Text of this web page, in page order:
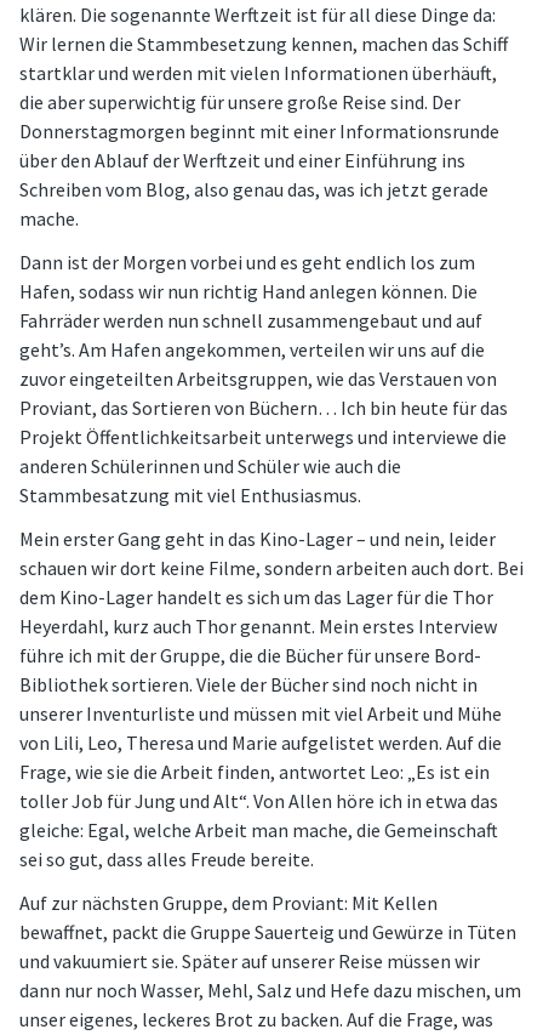
klären. Die sogenannte Werftzeit ist für all diese Dinge da:
Wir lernen die Stammbesetzung kennen, machen das Schiff
startklar und werden mit vielen Informationen überhäuft,
die aber superwichtig für unsere große Reise sind. Der
Donnerstagmorgen beginnt mit einer Informationsrunde
über den Ablauf der Werftzeit und einer Einführung ins
Schreiben vom Blog, also genau das, was ich jetzt gerade
mache.
Dann ist der Morgen vorbei und es geht endlich los zum
Hafen, sodass wir nun richtig Hand anlegen können. Die
Fahrräder werden nun schnell zusammengebaut und auf
geht’s. Am Hafen angekommen, verteilen wir uns auf die
zuvor eingeteilten Arbeitsgruppen, wie das Verstauen von
Proviant, das Sortieren von Büchern… Ich bin heute für das
Projekt Öffentlichkeitsarbeit unterwegs und interviewe die
anderen Schülerinnen und Schüler wie auch die
Stammbesatzung mit viel Enthusiasmus.
Mein erster Gang geht in das Kino-Lager – und nein, leider
schauen wir dort keine Filme, sondern arbeiten auch dort. Bei
dem Kino-Lager handelt es sich um das Lager für die Thor
Heyerdahl, kurz auch Thor genannt. Mein erstes Interview
führe ich mit der Gruppe, die die Bücher für unsere Bord-
Bibliothek sortieren. Viele der Bücher sind noch nicht in
unserer Inventurliste und müssen mit viel Arbeit und Mühe
von Lili, Leo, Theresa und Marie aufgelistet werden. Auf die
Frage, wie sie die Arbeit finden, antwortet Leo: „Es ist ein
toller Job für Jung und Alt“. Von Allen höre ich in etwa das
gleiche: Egal, welche Arbeit man mache, die Gemeinschaft
sei so gut, dass alles Freude bereite.
Auf zur nächsten Gruppe, dem Proviant: Mit Kellen
bewaffnet, packt die Gruppe Sauerteig und Gewürze in Tüten
und vakuumiert sie. Später auf unserer Reise müssen wir
dann nur noch Wasser, Mehl, Salz und Hefe dazu mischen, um
unser eigenes, leckeres Brot zu backen. Auf die Frage, was